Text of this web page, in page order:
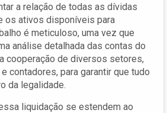
a relação de todas as dívidas
os ativos disponíveis para
é meticuloso, uma vez que
análise detalhada das contas do
cooperação de diversos setores,
contadores, para garantir que tudo
da legalidade.
liquidação se estendem ao